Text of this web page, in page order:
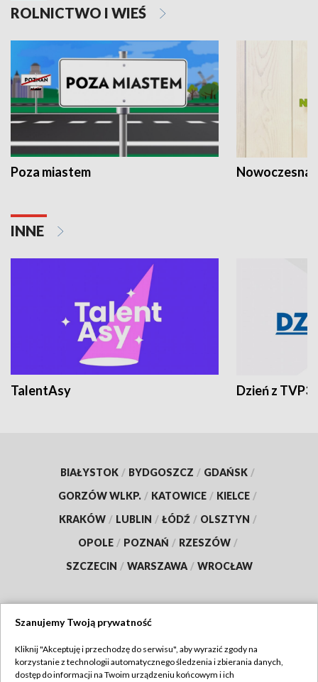
ROLNICTWO I WIEŚ
Poza miastem Nowoczesna
INNE
TalentAsy Dzień z TVP3
BIAŁYSTOK / BYDGOSZCZ / GDAŃSK /
GORZÓW WLKP. / KATOWICE / KIELCE /
KRAKÓW / LUBLIN / ŁÓDŹ / OLSZTYN /
OPOLE / POZNAŃ / RZESZÓW /
SZCZECIN / WARSZAWA / WROCŁAW
TVP
Szanujemy Twoją prywatność
Kliknij "Akceptuję i przechodzę do serwisu", aby wyrazić zgody na
korzystanie z technologii automatycznego śledzenia i zbierania danych,
dostęp do informacji na Twoim urządzeniu końcowym i ich